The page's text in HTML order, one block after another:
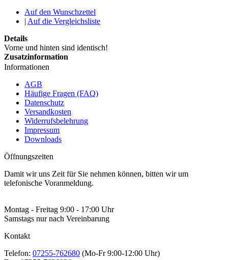
Auf den Wunschzettel
| Auf die Vergleichsliste
Details
Vorne und hinten sind identisch!
Zusatzinformation
Informationen
AGB
Häufige Fragen (FAQ)
Datenschutz
Versandkosten
Widerrufsbelehrung
Impressum
Downloads
Öffnungszeiten
Damit wir uns Zeit für Sie nehmen können, bitten wir um
telefonische Voranmeldung.
Montag - Freitag 9:00 - 17:00 Uhr
Samstags nur nach Vereinbarung
Kontakt
Telefon: 07255-762680 (Mo-Fr 9:00-12:00 Uhr)